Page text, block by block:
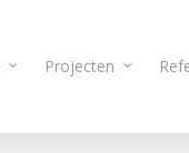
Projecten